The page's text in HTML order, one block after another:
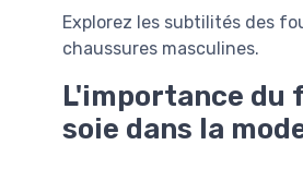
Explorez les subtilités des
chaussures masculines.
L'importance du
soie dans la